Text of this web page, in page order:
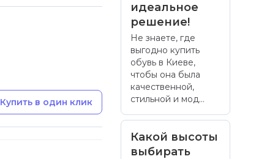
Купить в один клик
идеальное
решение!
Не знаете, где
выгодно купить
обувь в Киеве,
чтобы она была
качественной,
стильной и мод...
Какой высоты
выбирать